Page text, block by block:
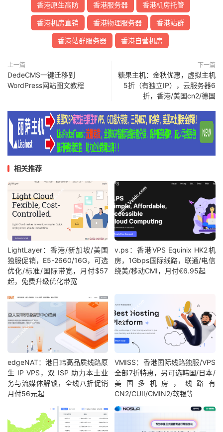
香港原生高防 香港服务器 香港机房托管
香港机房直销 香港物理服务器 香港站群
香港站群服务器 香港自营机房
上一篇
DedeCMS一键迁移到
WordPress网站图文教程
下一篇
糖果主机：金秋优惠，虚拟主机
5折（有独立IP），云服务器6
折，香港/美国cn2/德国
相关推荐
LightLayer：香港/新加坡/美国
独服促销，E5-2660/16G，可选
优化/标准/国际带宽，月付$57
起，免费升级优化带宽
v.ps：香港VPS Equinix HK2机
房，1Gbps国际线路，联通/电信
绕美/移动CMI，月付€6.95起
edgeNAT：港日韩高品质线路原
生 IP VPS，双 ISP 助力本土业
务与流媒体解锁，全线八折促销
月付56元起
VMISS：香港国际线路独服/VPS
全部7折特惠，另可选韩国/日本/
美国多机房，线路有
CN2/CUII/CMIN2/软银等